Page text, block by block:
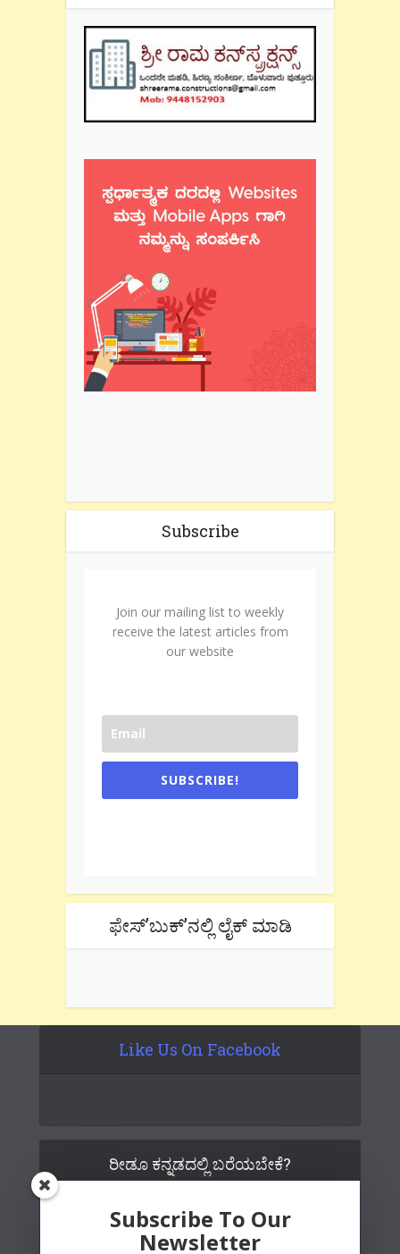
Subscribe
Join our mailing list to weekly
receive the latest articles from
our website
SUBSCRIBE!
ಫೇಸ್’ಬುಕ್’ನಲ್ಲಿ ಲೈಕ್ ಮಾಡಿ
Like Us On Facebook
ರೀಡೂ ಕನ್ನಡದಲ್ಲಿ ಬರೆಯಬೇಕೆ?
Subscribe To Our
Newsletter